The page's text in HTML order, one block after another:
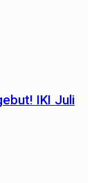
IKI Juli